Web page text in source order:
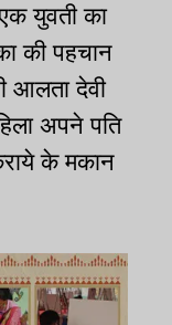
युवती का
की पहचान
आलता देवी
अपने पति
के मकान